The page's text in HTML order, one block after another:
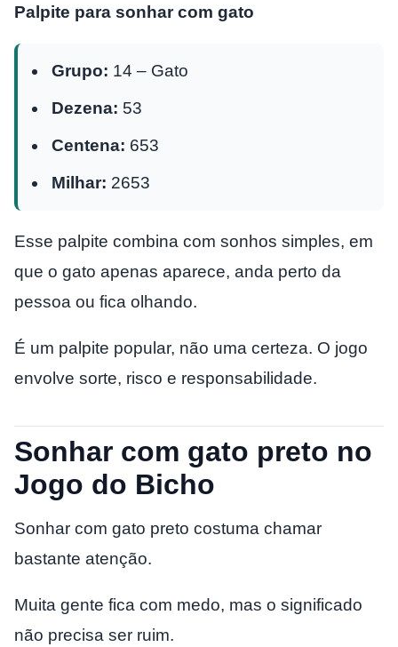
Palpite para sonhar com gato
Grupo: 14 – Gato
Dezena: 53
Centena: 653
Milhar: 2653
Esse palpite combina com sonhos simples, em
que o gato apenas aparece, anda perto da
pessoa ou fica olhando.
É um palpite popular, não uma certeza. O jogo
envolve sorte, risco e responsabilidade.
Sonhar com gato preto no
Jogo do Bicho
Sonhar com gato preto costuma chamar
bastante atenção.
Muita gente fica com medo, mas o significado
não precisa ser ruim.